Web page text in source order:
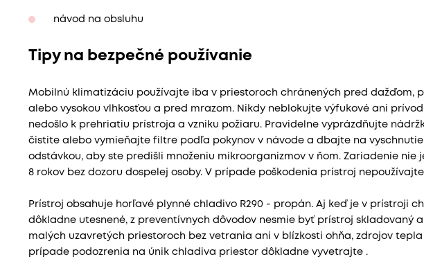
návod na obsluhu
Tipy na bezpečné používanie
Mobilnú klimatizáciu používajte iba v priestoroch chránených pred dažďom,
alebo vysokou vlhkosťou a pred mrazom. Nikdy neblokujte výfukové ani
nedošlo k prehriatiu prístroja a vzniku požiaru. Pravidelne vyprázdňujte
čistite alebo vymieňajte filtre podľa pokynov v návode a dbajte na
odstávkou, aby ste predišli množeniu mikroorganizmov v ňom. Zariadenie nie
8 rokov bez dozoru dospelej osoby. V prípade poškodenia prístroj
Prístroj obsahuje horľavé plynné chladivo R290 - propán. Aj keď je v prístroji
dôkladne utesnené, z preventívnych dôvodov nesmie byť prístroj skladovaný
malých uzavretých priestoroch bez vetrania ani v blízkosti ohňa, zdrojov tepla
prípade podozrenia na únik chladiva priestor dôkladne vyvetrajte .